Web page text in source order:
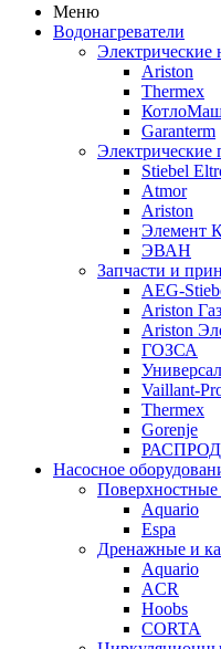
Меню
Водонагреватели
Электрические
Ariston
Thermex
Garanterm
Электрические
Stiebel
Atmor
Ariston
Элемент
ЭВАН
Запчасти и
AEG-
Ariston Газ
Ariston
ГОЗСА
Vaillant-
Thermex
Gorenje
Насосное
Поверхностные
Aquario
Espa
Дренажные и
Aquario
ACR
Hoobs
CORTA